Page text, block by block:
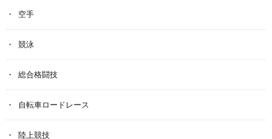
空手
競泳
総合格闘技
自転車ロードレース
陸上競技